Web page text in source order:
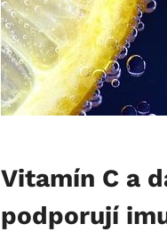
Vitamín C a
podporují